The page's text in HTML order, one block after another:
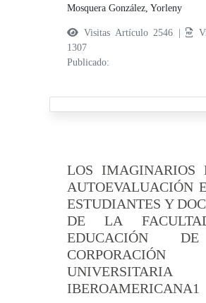
Mosquera González, Yorleny
Visitas Artículo 2546 |
1307
Publicado:
LOS IMAGINARIOS
AUTOEVALUACIÓN
ESTUDIANTES Y
DE LA
EDUCACIÓN
CORPORACIÓN
UNIVERSITARIA
IBEROAMERICANA1